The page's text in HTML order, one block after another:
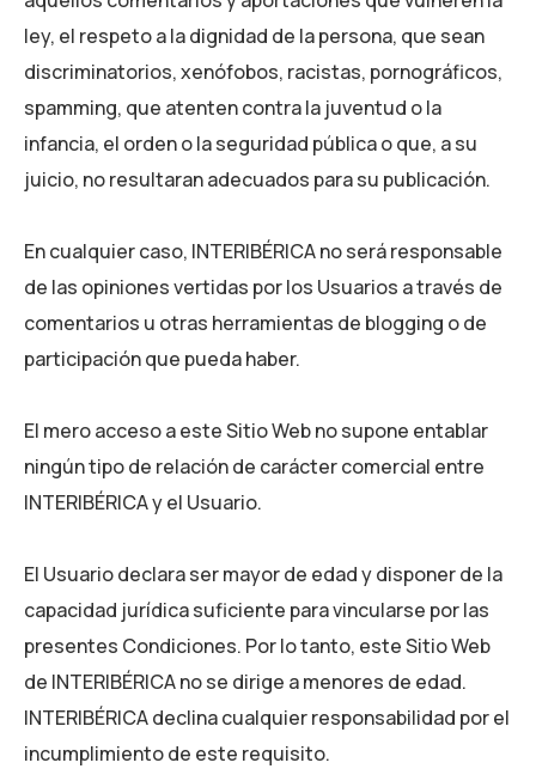
ley, el respeto a la dignidad de la persona, que sean
discriminatorios, xenófobos, racistas, pornográficos,
spamming, que atenten contra la juventud o la
infancia, el orden o la seguridad pública o que, a su
juicio, no resultaran adecuados para su publicación.
En cualquier caso, INTERIBÉRICAno será responsable
de las opiniones vertidas por los Usuarios a través de
comentarios u otras herramientas de blogging o de
participación que pueda haber.
El mero acceso a este Sitio Web no supone entablar
ningún tipo de relación de carácter comercial entre
INTERIBÉRICAy el Usuario.
El Usuario declara ser mayor de edad y disponer de la
capacidad jurídica suficiente para vincularse por las
presentes Condiciones. Por lo tanto, este Sitio Web
de INTERIBÉRICAno se dirige a menores de edad.
INTERIBÉRICAdeclina cualquier responsabilidad por el
incumplimiento de este requisito.